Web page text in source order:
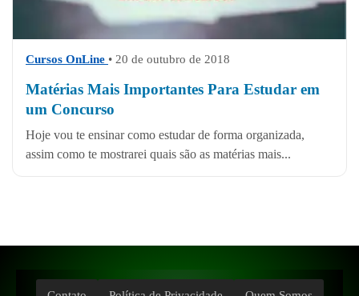
Cursos OnLine • 20 de outubro de 2018
Matérias Mais Importantes Para Estudar em
um Concurso
Hoje vou te ensinar como estudar de forma organizada,
assim como te mostrarei quais são as matérias mais...